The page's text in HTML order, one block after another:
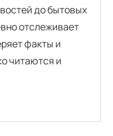
до бытовых
отслеживает
факты и
читаются и